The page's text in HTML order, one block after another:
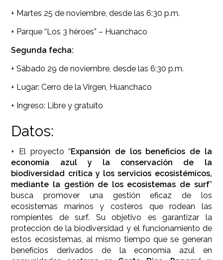
+ Martes 25 de noviembre, desde las 6:30 p.m.
+ Parque “Los 3 héroes” – Huanchaco
Segunda fecha:
+ Sábado 29 de noviembre, desde las 6:30 p.m.
+ Lugar: Cerro de la Virgen, Huanchaco
+ Ingreso: Libre y gratuito
Datos:
+ El proyecto “Expansión de los beneficios de la
economía azul y la conservación de la
biodiversidad crítica y los servicios ecosistémicos,
mediante la gestión de los ecosistemas de surf”
busca promover una gestión eficaz de los
ecosistemas marinos y costeros que rodean las
rompientes de surf. Su objetivo es garantizar la
protección de la biodiversidad y el funcionamiento de
estos ecosistemas, al mismo tiempo que se generan
beneficios derivados de la economía azul en